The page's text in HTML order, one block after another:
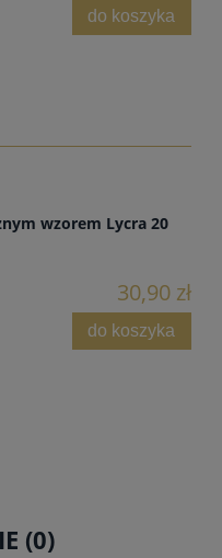
do koszyka
wzorem Lycra 20
30,90 zł
do koszyka
(0)